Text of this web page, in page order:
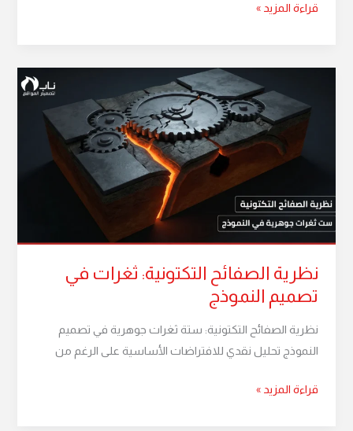
قراءة المزيد »
نظرية الصفائح التكتونية: ثغرات في
تصميم النموذج
نظرية الصفائح التكتونية: ستة ثغرات جوهرية في تصميم
النموذج تحليل نقدي للافتراضات الأساسية على الرغم من
الصفائح
التكتونية:
ثغرات
النموذج
قراءة المزيد »